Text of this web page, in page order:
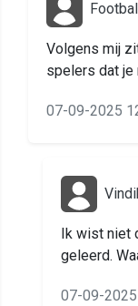
Volgens mij
spelers dat je
07-09-2025
Ik wist niet
geleerd.
07-09-